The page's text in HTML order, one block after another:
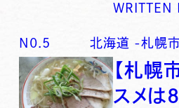
WRITTEN
N0. 5 北海道 -札幌
【札幌
スメは